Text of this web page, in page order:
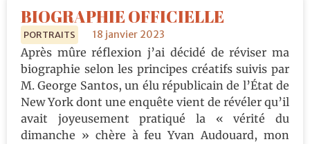
BIOGRAPHIE OFFICIELLE
PORTRAITS 18 janvier 2023
Après mûre réflexion j’ai décidé de réviser ma
biographie selon les principes créatifs suivis par
M. George Santos, un élu républicain de l’État de
New York dont une enquête vient de révéler qu’il
avait joyeusement pratiqué la « vérité du
dimanche » chère à feu Yvan Audouard, mon